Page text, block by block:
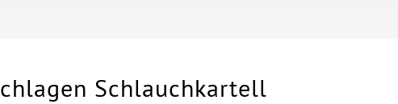
Schlauchkartell